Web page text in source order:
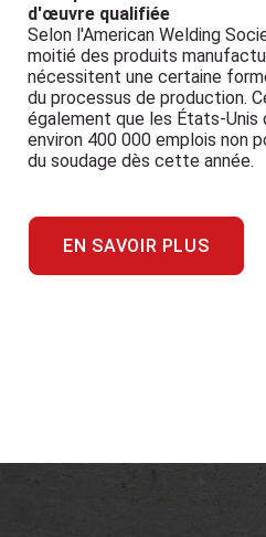
d'œuvre qualifiée
Selon l'American Welding
moitié des produits
nécessitent une certaine
du processus de production.
également que les États-
environ 400 000 emplois non
du soudage dès cette année.
EN SAVOIR PLUS